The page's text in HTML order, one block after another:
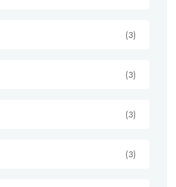
(3)
(3)
(3)
(3)